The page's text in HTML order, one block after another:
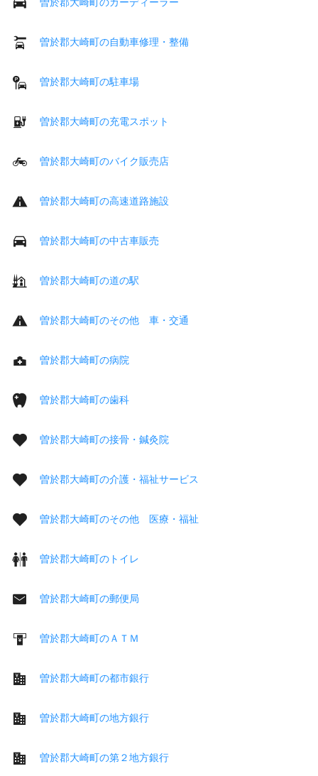
曽於郡大崎町の自動車修理・整備
曽於郡大崎町の駐車場
曽於郡大崎町の充電スポット
曽於郡大崎町のバイク販売店
曽於郡大崎町の高速道路施設
曽於郡大崎町の中古車販売
曽於郡大崎町の道の駅
曽於郡大崎町のその他 車・交通
曽於郡大崎町の病院
曽於郡大崎町の歯科
曽於郡大崎町の接骨・鍼灸院
曽於郡大崎町の介護・福祉サービス
曽於郡大崎町のその他 医療・福祉
曽於郡大崎町のトイレ
曽於郡大崎町の郵便局
曽於郡大崎町のＡＴＭ
曽於郡大崎町の都市銀行
曽於郡大崎町の地方銀行
曽於郡大崎町の第２地方銀行